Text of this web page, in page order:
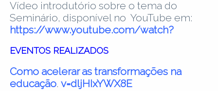
Vídeo introdutório sobre o tema do
Seminário, disponível no YouTube em:
https://www.youtube.com/watch?
EVENTOS REALIZADOS
Como acelerar as transformações na
educação. v=dljHIxYWX8E